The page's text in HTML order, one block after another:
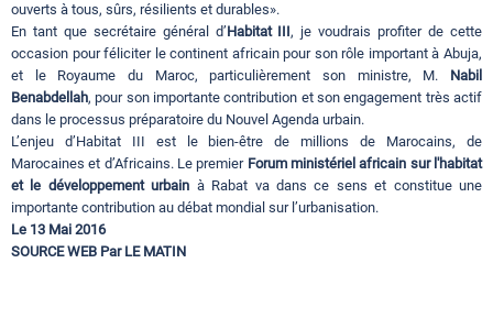
ouverts à tous, sûrs, résilients et durables».
En tant que secrétaire général d’Habitat III, je voudrais profiter de cette
occasion pour féliciter le continent africain pour son rôle important à Abuja,
et le Royaume du Maroc, particulièrement son ministre, M. Nabil
Benabdellah, pour son importante contribution et son engagement très actif
dans le processus préparatoire du Nouvel Agenda urbain.
L’enjeu d’Habitat III est le bien-être de millions de Marocains, de
Marocaines et d’Africains. Le premier Forum ministériel africain sur l'habitat
et le développement urbain à Rabat va dans ce sens et constitue une
importante contribution au débat mondial sur l’urbanisation.
Le 13 Mai 2016
SOURCE WEB Par LE MATIN